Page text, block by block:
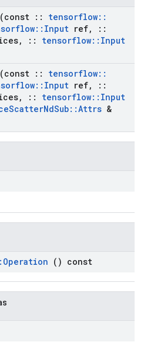
(const :: tensorflow::
:: Input ref,
::
, :: tensorflow:: Input
(const :: tensorflow::
:: Input ref,
::
, :: tensorflow:: Input
ScatterNdSub::Attrs &
Operation () const